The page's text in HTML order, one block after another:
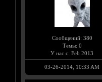
Сообщений: 380
Темы: 0
У нас с: Feb 2013
03-26-2014, 10:33 AM